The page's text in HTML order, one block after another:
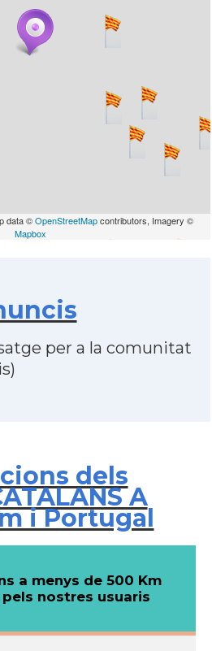
data ©OpenStreetMapcontributors, Imagery ©
Mapbox
per a la comunitat
dels
A
i Portugal
a menys de 500 Km
nostres usuaris